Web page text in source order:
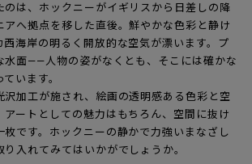
のは、ホックニーがイギリスから日差しの降
アへ拠点を移した直後。鮮やかな色彩と静け
西海岸の明るく開放的な空気が漂います。プ
水面——人物の姿がなくとも、そこには確かな
います。
沢加工が施され、絵画の透明感ある色彩と空
アートとしての魅力はもちろん、空間に抜け
枚です。ホックニーの静かで力強いまなざし
入れてみてはいかがでしょうか。